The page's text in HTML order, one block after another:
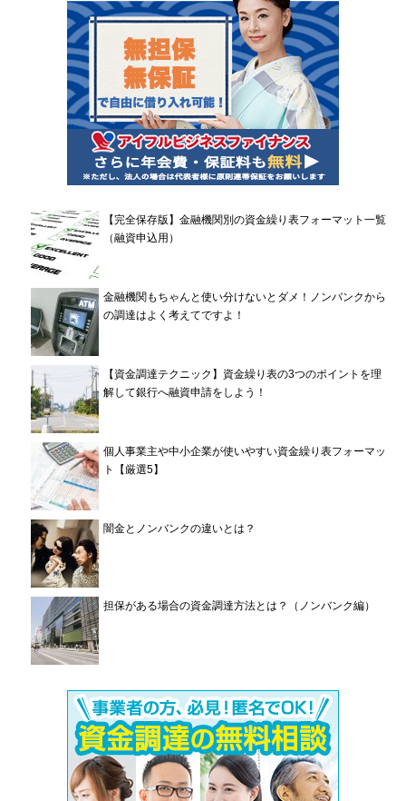
【完全保存版】金融機関別の資金繰り表フォーマット一覧
（融資申込用）
金融機関もちゃんと使い分けないとダメ！ノンバンクから
の調達はよく考えてですよ！
【資金調達テクニック】資金繰り表の3つのポイントを理
解して銀行へ融資申請をしよう！
個人事業主や中小企業が使いやすい資金繰り表フォーマッ
ト【厳選5】
闇金とノンバンクの違いとは？
担保がある場合の資金調達方法とは？（ノンバンク編）